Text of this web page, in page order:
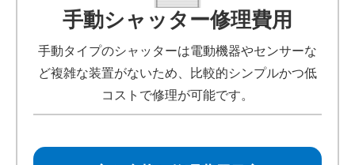
手動シャッター修理費用
手動タイプのシャッターは電動機器やセンサーな
ど複雑な装置がないため、比較的シンプルかつ低
コストで修理が可能です。